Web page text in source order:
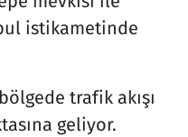
istikametinde
trafik akışı
geliyor.